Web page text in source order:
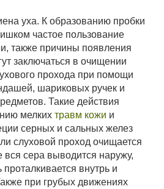
уха. К образованию пробки
частое пользование
также причины появления
заключаться в очищении
прохода при помощи
шариковых ручек и
Такие действия
мелких травм кожи и
серных и сальных желез
слуховой проход очищается
вся сера выводится наружу,
проталкивается внутрь и
при грубых движениях